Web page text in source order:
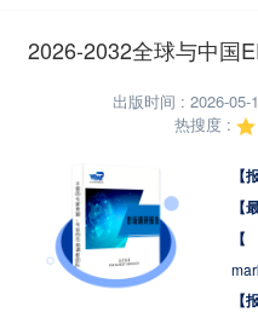
2026-2032全球与中国
出版时间 : 2026-05-
热搜度 :
【
【
【